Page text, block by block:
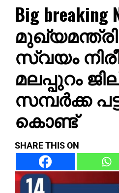
Big breaking
സ്വയം
മലപ്പുറം
സമ്പർക്ക
കൊണ്ട്
SHARE THIS ON